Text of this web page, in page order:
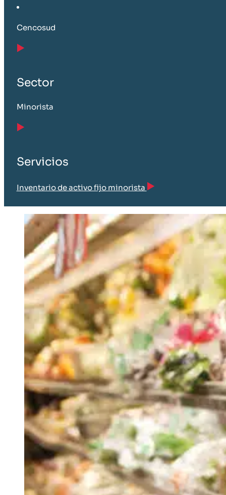
Cencosud
Sector
Minorista
Servicios
Inventario de activo fijo minorista